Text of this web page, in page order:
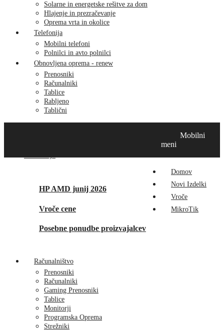
Solarne in energetske rešitve za dom
Hlajenje in prezračevanje
Oprema vrta in okolice
Telefonija
Mobilni telefoni
Polnilci in avto polnilci
Obnovljena oprema - renew
Prenosniki
Računalniki
Tablice
Rabljeno
Tablični
HP AMD junij 2026
Vroče cene
Posebne ponudbe proizvajalcev
Mobilni
meni
Domov
Novi Izdelki
Vroče
MikroTik
Računalništvo
Prenosniki
Računalniki
Gaming Prenosniki
Tablice
Monitorji
Programska Oprema
Strežniki